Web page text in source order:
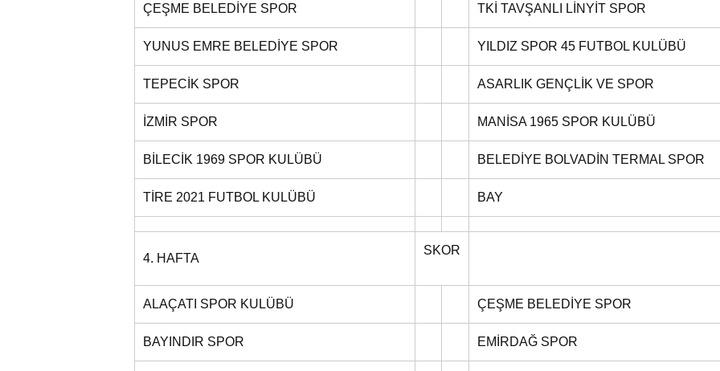
ÇEŞME BELEDİYE SPOR TKİ TAVŞANLI LİNYİT SPOR
YUNUS EMRE BELEDİYE SPOR YILDIZ SPOR 45 FUTBOL KULÜBÜ
TEPECİK SPOR ASARLIK GENÇLİK VE SPOR
İZMİR SPOR MANİSA 1965 SPOR KULÜBÜ
BİLECİK 1969 SPOR KULÜBÜ BELEDİYE BOLVADİN TERMAL SPOR
TİRE 2021 FUTBOL KULÜBÜ BAY
4. HAFTA
SKOR
ALAÇATI SPOR KULÜBÜ ÇEŞME BELEDİYE SPOR
BAYINDIR SPOR EMİRDAĞ SPOR